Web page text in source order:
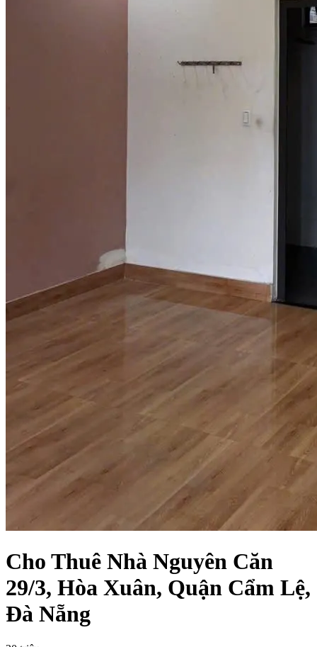
Cho Thuê Nhà Nguyên Căn
29/3, Hòa Xuân, Quận Cẩm Lệ,
Đà Nẵng